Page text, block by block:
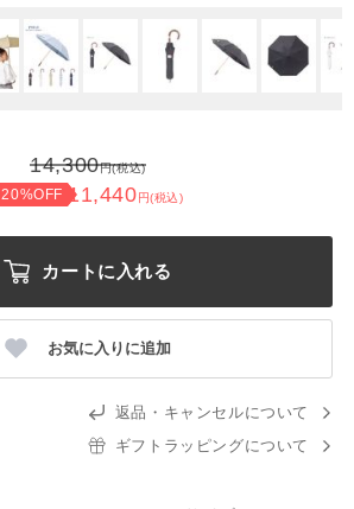
14,300円(税込)
20%OFF 11,440円(税込)
カートに入れる
お気に入りに追加
返品・キャンセルについて
ギフトラッピングについて